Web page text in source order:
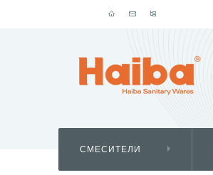
СМЕСИТЕЛИ